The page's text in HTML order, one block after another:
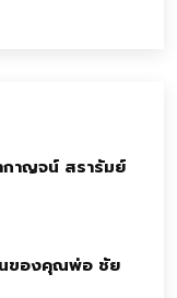
าญจน์ สรารัมย์
ของคุณพ่อ ชัย